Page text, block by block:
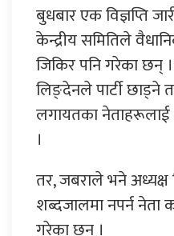
बुधबार एक विज्ञप्ति
केन्द्रीय समितिले
जिकिर पनि गरेका छन्
लिङ्देनले पार्टी
लगायतका नेताहरूलाई
।
तर, जबराले भने
शब्दजालमा नपर्न नेता
गरेका छन् ।